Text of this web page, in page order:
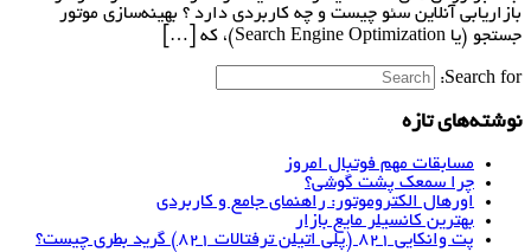
بازاریابی آنلاین سئو چیست و چه کاربردی دارد ؟ بهینه‌سازی موتور
جستجو (یا Search Engine Optimization)، که […]
Search for:
نوشته‌های تازه
مسابقات مهم فوتبال امروز
چرا سمعک پشت گوشی؟
اورهال الکتروموتور: راهنمای جامع و کاربردی
بهترین کانسیلر مایع بازار
پت وانکایی ۸۲۱ (پلی اتیلن ترفتالات ۸۲۱) گرید بطری چیست؟